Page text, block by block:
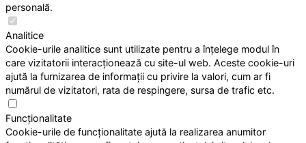
personală.
Analitice
Cookie-urile analitice sunt utilizate pentru a înțelege modul în
care vizitatorii interacționează cu site-ul web. Aceste cookie-uri
ajută la furnizarea de informații cu privire la valori, cum ar fi
numărul de vizitatori, rata de respingere, sursa de trafic etc.
Funcționalitate
Cookie-urile de funcționalitate ajută la realizarea anumitor